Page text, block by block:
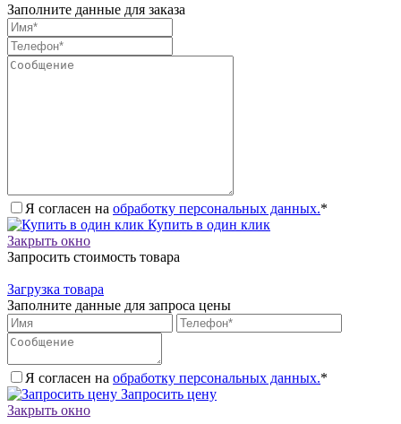
Заполните данные для заказа
Я согласен на обработку персональных данных.*
Купить в один клик
Закрыть окно
Запросить стоимость товара
Загрузка товара
Заполните данные для запроса цены
Я согласен на обработку персональных данных.*
Запросить цену
Закрыть окно